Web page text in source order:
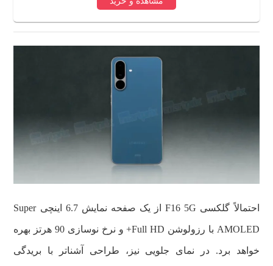
احتمالاً گلکسی F16 5G از یک صفحه نمایش 6.7 اینچی Super
AMOLED با رزولوشن Full HD+ و نرخ نوسازی 90 هرتز بهره
خواهد برد. در نمای جلویی نیز، طراحی آشناتر با بریدگی